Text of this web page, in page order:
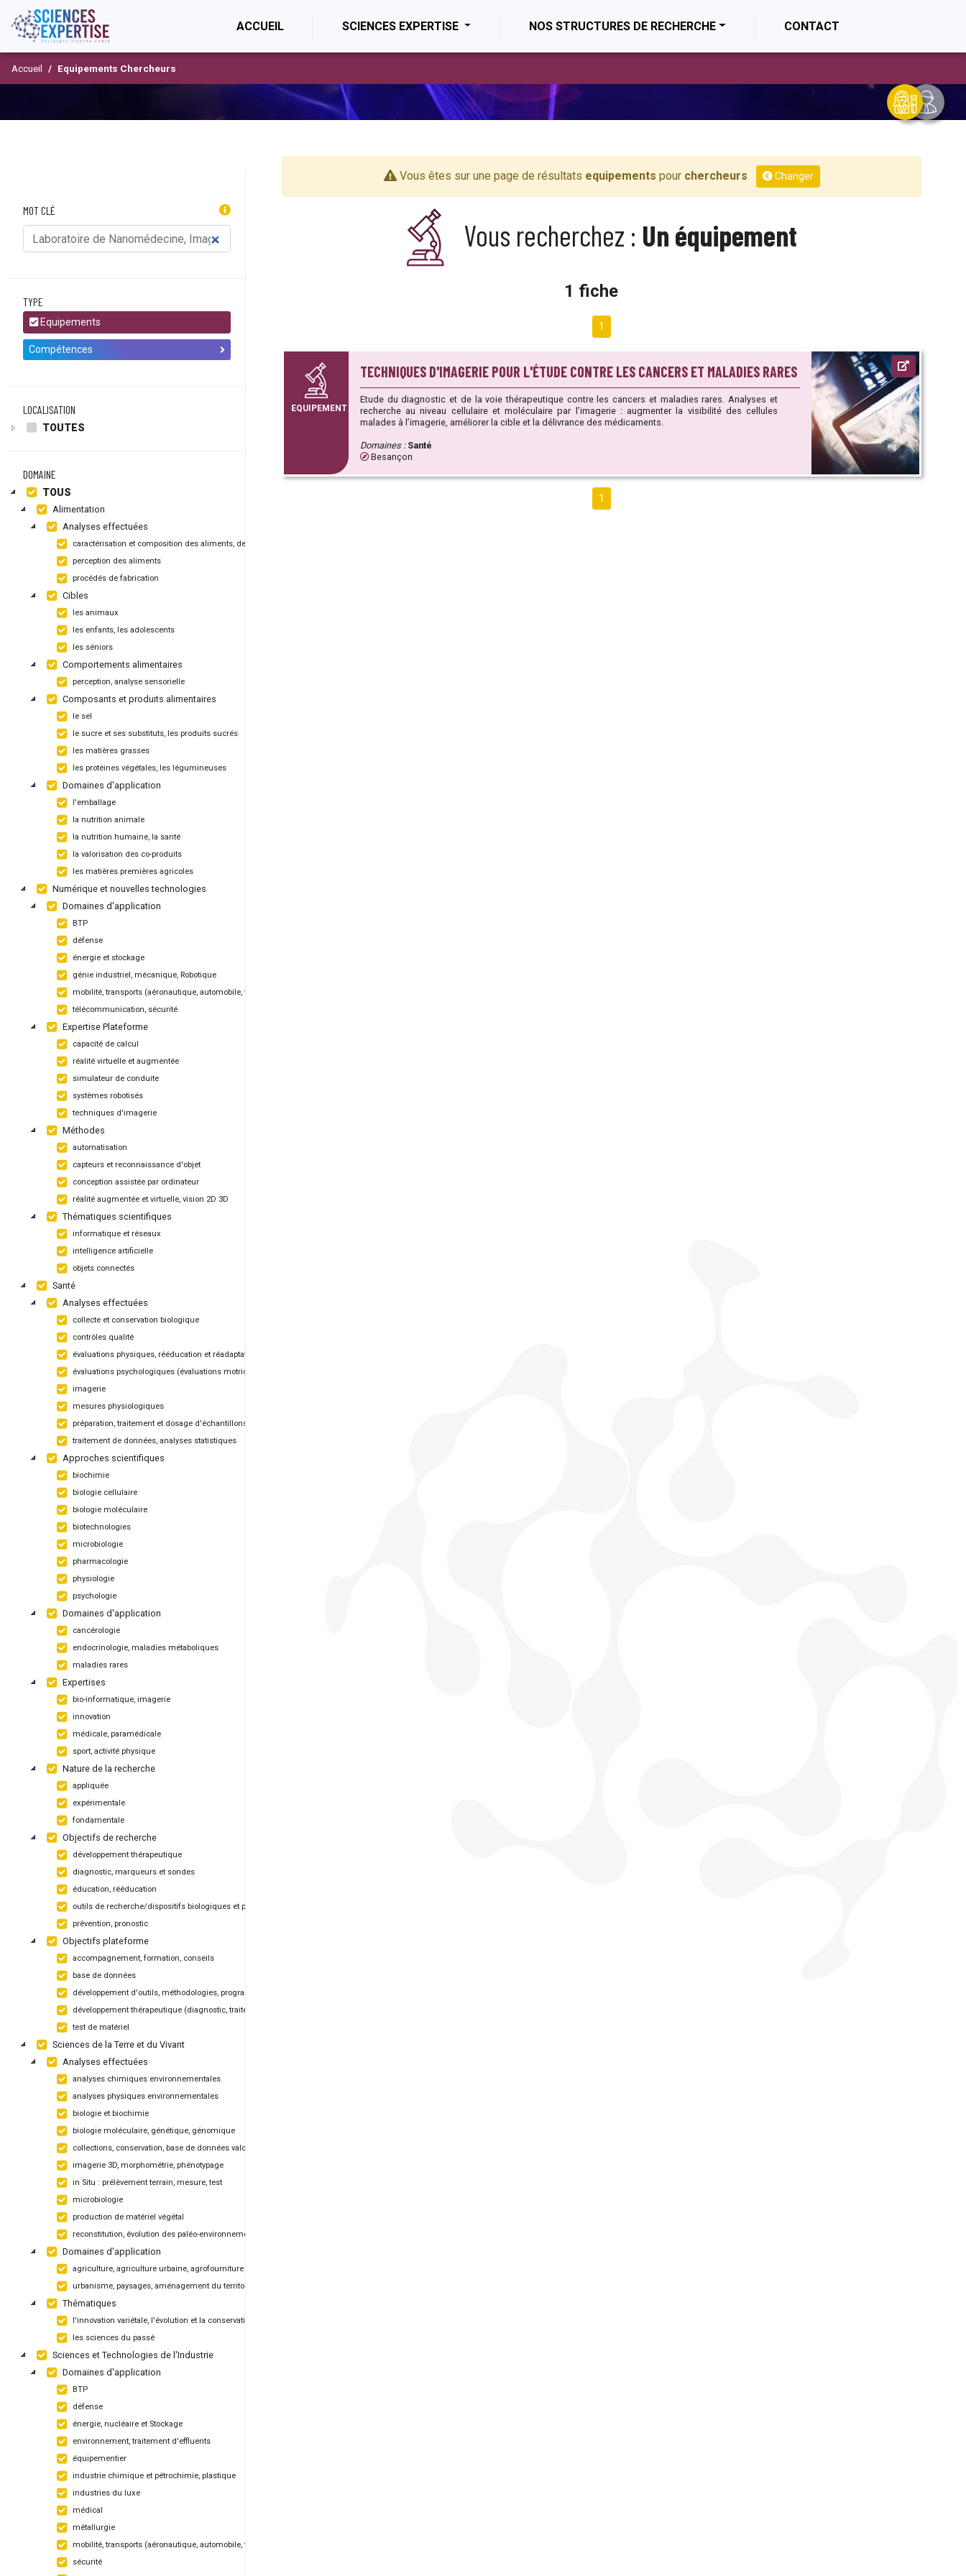
ACCUEIL (CURRENT)SCIENCES EXPERTISE NOS STRUCTURES DE RECHERCHE CONTACT
Accueil Equipements Chercheurs
MOT CLÉ
TYPE
Equipements
Compétences
LOCALISATION
TOUTES
DOMAINE
TOUS
Alimentation
Analyses effectuées
caractérisation et composition des aliments, de leurs emballages
perception des aliments
procédés de fabrication
Cibles
les animaux
les enfants, les adolescents
les séniors
Comportements alimentaires
perception, analyse sensorielle
Composants et produits alimentaires
le sel
le sucre et ses substituts, les produits sucrés
les matières grasses
les protéines végétales, les légumineuses
Domaines d'application
l'emballage
la nutrition animale
la nutrition humaine, la santé
la valorisation des co-produits
les matières premières agricoles
Numérique et nouvelles technologies
Domaines d'application
BTP
défense
énergie et stockage
génie industriel, mécanique, Robotique
mobilité, transports (aéronautique, automobile, ferroviaire, maritime)
télécommunication, sécurité
Expertise Plateforme
capacité de calcul
réalité virtuelle et augmentée
simulateur de conduite
systèmes robotisés
techniques d'imagerie
Méthodes
automatisation
capteurs et reconnaissance d'objet
conception assistée par ordinateur
réalité augmentée et virtuelle, vision 2D 3D
Thématiques scientifiques
informatique et réseaux
intelligence artificielle
objets connectés
Santé
Analyses effectuées
collecte et conservation biologique
contrôles qualité
évaluations physiques, rééducation et réadaptation
évaluations psychologiques (évaluations motrices, apprentissage)
imagerie
mesures physiologiques
préparation, traitement et dosage d'échantillons biologiques
traitement de données, analyses statistiques
Approches scientifiques
biochimie
biologie cellulaire
biologie moléculaire
biotechnologies
microbiologie
pharmacologie
physiologie
psychologie
Domaines d'application
cancérologie
endocrinologie, maladies métaboliques
maladies rares
Expertises
bio-informatique, imagerie
innovation
médicale, paramédicale
sport, activité physique
Nature de la recherche
appliquée
expérimentale
fondamentale
Objectifs de recherche
développement thérapeutique
diagnostic, marqueurs et sondes
éducation, rééducation
outils de recherche/dispositifs biologiques et pharmaceutiques
prévention, pronostic
Objectifs plateforme
accompagnement, formation, conseils
base de données
développement d'outils, méthodologies, programmes
développement thérapeutique (diagnostic, traitement)
test de matériel
Sciences de la Terre et du Vivant
Analyses effectuées
analyses chimiques environnementales
analyses physiques environnementales
biologie et biochimie
biologie moléculaire, génétique, génomique
collections, conservation, base de données valorisation
imagerie 3D, morphométrie, phénotypage
in Situ : prélèvement terrain, mesure, test
microbiologie
production de matériel végétal
reconstitution, évolution des paléo-environnement
Domaines d'application
agriculture, agriculture urbaine, agrofourniture
urbanisme, paysages, aménagement du territoire
Thématiques
l'innovation variétale, l'évolution et la conservation des végétaux
les sciences du passé
Sciences et Technologies de l'Industrie
Domaines d'application
BTP
défense
énergie, nucléaire et Stockage
environnement, traitement d'effluents
équipementier
industrie chimique et pétrochimie, plastique
industries du luxe
médical
métallurgie
mobilité, transports (aéronautique, automobile, ferroviaire, maritime)
sécurité
Vous êtes sur une page de résultats equipements pour chercheurs Changer
Vous recherchez : Un équipement
1 fiche
1
EQUIPEMENT
TECHNIQUES D'IMAGERIE POUR L'ÉTUDE CONTRE LES CANCERS ET MALADIES RARES
Etude du diagnostic et de la voie thérapeutique contre les cancers et maladies rares. Analyses et
recherche au niveau cellulaire et moléculaire par l’imagerie : augmenter la visibilité des cellules
malades à l’imagerie, améliorer la cible et la délivrance des médicaments.
Domaines : Santé
Besançon
1